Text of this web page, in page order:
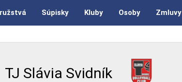
Súpisky Kluby Osoby Zmluvy
TJ Slávia Svidník